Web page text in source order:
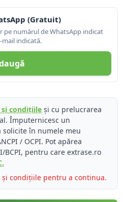
(Gratuit)
pe numărul de WhatsApp indicat
mail indicată.
și condițiileși cu prelucrarea
Împuternicesc un
solicite în numele meu
/ OCPI. Pot apărea
BCPI, pentru care extrase.ro
condițiile pentru a continua.